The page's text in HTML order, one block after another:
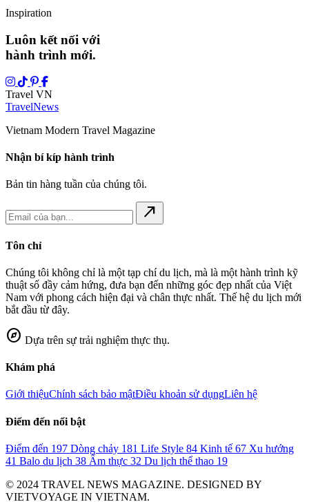
Inspiration
Luôn kết nối với
hành trình mới.
Travel VN
TravelNews
Vietnam Modern Travel Magazine
Nhận bí kíp hành trình
Bản tin hàng tuần của chúng tôi.
north_east
Tôn chỉ
Chúng tôi không chỉ là một tạp chí du lịch, mà là một hành trình kỹ
thuật số đầy cảm hứng, đưa bạn đến những góc đẹp nhất của Việt
Nam với phong cách hiện đại và chân thực nhất. Thế hệ du lịch mới
bắt đầu từ đây.
explore Dựa trên sự trải nghiệm thực thụ.
Khám phá
Giới thiệuChính sách bảo mậtĐiều khoản sử dụngLiên hệ
Điểm đến nổi bật
Điểm đến 197 Dòng chảy 181 Life Style 84 Kinh tế 67 Xu hướng
41 Balo du lịch 38 Ẩm thực 32 Du lịch thể thao 19
© 2024 TRAVEL NEWS MAGAZINE. DESIGNED BY
VIETVOYAGE IN VIETNAM.